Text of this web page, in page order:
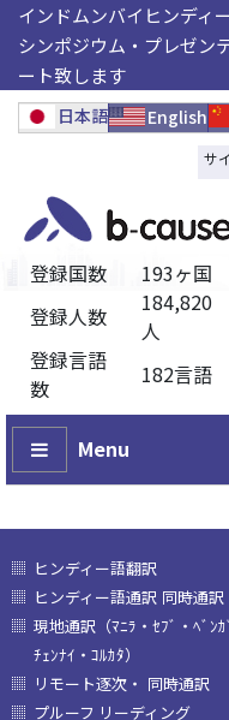
インドムンバイヒンディ
シンポジウム・プレゼン
ート致します